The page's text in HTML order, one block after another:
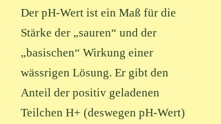
Der pH-Wert ist ein Maß für die
Stärke der „sauren“ und der
„basischen“ Wirkung einer
wässrigen Lösung. Er gibt den
Anteil der positiv geladenen
Teilchen H+ (deswegen pH-Wert)